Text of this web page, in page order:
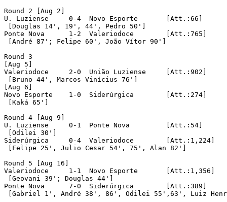
Round 2 [Aug 2]
U. Luziense	0-4  Novo Esporte	[Att.:66]
[Douglas 14', 19', 44', Pedro 50']
Ponte Nova	1-2  Valeriodoce	[Att.:765]
[André 87'; Felipe 60', João Vítor 90']
Round 3
[Aug 5]
Valeriodoce	2-0  União Luziense	[Att.:902]
[Bruno 44', Marcos Vinícius 76']
[Aug 6]
Novo Esporte	1-0  Siderúrgica	[Att.:274]
[Kaká 65']
Round 4 [Aug 9]
U. Luziense	0-1  Ponte Nova		[Att.:54]
[Odilei 30']
Siderúrgica	0-4  Valeriodoce	[Att.:1,224]
[Felipe 25', Julio Cesar 54', 75', Alan 82']
Round 5 [Aug 16]
Valeriodoce	1-1  Novo Esporte	[Att.:1,356]
[Geovani 39'; Douglas 44']
Ponte Nova	7-0  Siderúrgica	[Att.:389]
[Gabriel 1', André 38', 86', Odilei 55',63', Luiz